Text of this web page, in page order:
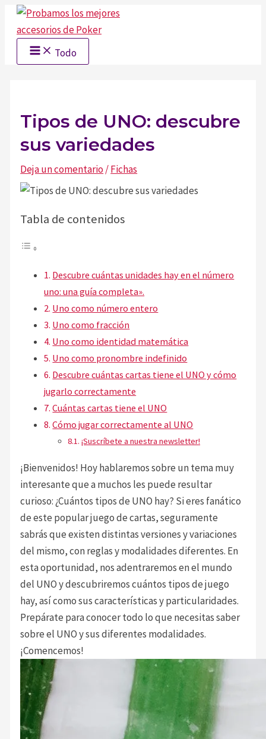
contenido
Main
Menu Todo
Tipos de UNO: descubre
sus variedades
Deja un comentario/Fichas
Tabla de contenidos
Descubre cuántas unidades hay en el número
uno: una guía completa».
Uno como número entero
Uno como fracción
Uno como identidad matemática
Uno como pronombre indefinido
Descubre cuántas cartas tiene el UNO y cómo
jugarlo correctamente
Cuántas cartas tiene el UNO
Cómo jugar correctamente al UNO
¡Suscríbete a nuestra newsletter!
¡Bienvenidos! Hoy hablaremos sobre un tema muy
interesante que a muchos les puede resultar
curioso: ¿Cuántos tipos de UNO hay? Si eres fanático
de este popular juego de cartas, seguramente
sabrás que existen distintas versiones y variaciones
del mismo, con reglas y modalidades diferentes. En
esta oportunidad, nos adentraremos en el mundo
del UNO y descubriremos cuántos tipos de juego
hay, así como sus características y particularidades.
Prepárate para conocer todo lo que necesitas saber
sobre el UNO y sus diferentes modalidades.
¡Comencemos!